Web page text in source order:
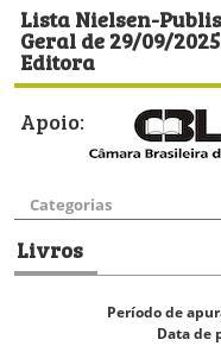
Lista Nielsen-
Geral de 29/09/
Editora
Apoio:
Categorias
Livros
Período de
Data de